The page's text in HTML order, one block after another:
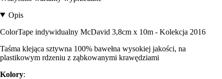
Opis
ColorTape indywidualny McDavid 3,8cm x 10m - Kolekcja 2016
Taśma klejąca sztywna 100% bawełna wysokiej jakości, na
plastikowym rdzeniu z ząbkowanymi krawędziami
Kolory: